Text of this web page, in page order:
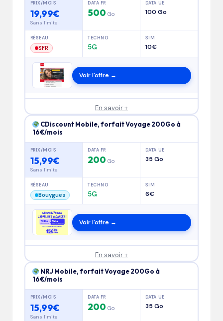
PRIX/MOIS
19,99€
Sans limite
DATA FR
500 Go
DATA UE
100 Go
RÉSEAU
SFR
TECHNO
5G
SIM
10€
Voir l'offre →
En savoir +
CDiscount Mobile, forfait Voyage 200Go à
16€/mois
PRIX/MOIS
15,99€
Sans limite
DATA FR
200 Go
DATA UE
35 Go
RÉSEAU
Bouygues
TECHNO
5G
SIM
6€
Voir l'offre →
En savoir +
NRJ Mobile, forfait Voyage 200Go à
16€/mois
PRIX/MOIS
15,99€
Sans limite
DATA FR
200 Go
DATA UE
35 Go